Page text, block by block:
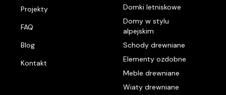
Projekty
FAQ
Blog
Kontakt
Domki letniskowe
Domy w stylu
alpejskim
Schody drewniane
Elementy ozdobne
Meble drewniane
Wiaty drewniane